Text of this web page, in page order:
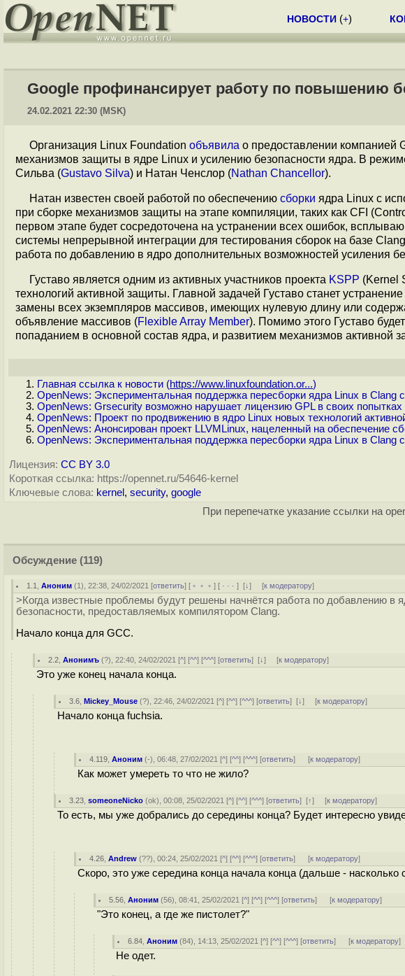
НОВОСТИ (+)
Google профинансирует работу по повышению
24.02.2021 22:30 (MSK)
Организация Linux Foundation объявила о предоставлении
механизмов защиты в ядре Linux и усилению безопасности ядра. В
Сильва (Gustavo Silva) и Натан Ченслор (Nathan Chancellor).
Натан известен своей работой по обеспечению сборки ядра Linux с
при сборке механизмов защиты на этапе компиляции, таких как CFI
первом этапе будет сосредоточена на устранении всех ошибок,
системы непрерывной интеграции для тестирования сборок на базе
работа по добавлению в ядро дополнительных возможностей усиления
Густаво является одним из активных участников проекта KSPP (Kernel
технологий активной защиты. Главной задачей Густаво станет
замены всех экземпляров массивов, имеющих нулевую длину или
объявление массивов (Flexible Array Member). Помимо этого Густаво
попаданием в основной состав ядра, и развитием механизмов активной
Главная ссылка к новости (https://www.linuxfoundation.or...)
OpenNews: Экспериментальная поддержка пересборки ядра Linux в Clang
OpenNews: Grsecurity возможно нарушает лицензию GPL в своих попытках
OpenNews: Проект по продвижению в ядро Linux новых технологий
OpenNews: Анонсирован проект LLVMLinux, нацеленный на обеспечение
OpenNews: Экспериментальная поддержка пересборки ядра Linux в Clang
Лицензия: CC BY 3.0
Короткая ссылка: https://opennet.ru/54646-kernel
Ключевые слова: kernel , security, google
При перепечатке указание ссылки на
Обсуждение (119)
1.1 ,Аноним (1), 22:38, 24/02/2021 [ответить] [ ﹢﹢﹢] [ · · ·][↓] [к модератору]
>Когда известные проблемы будут решены начнётся работа по добавлению в
безопасности, предоставляемых компилятором Clang.
Начало конца для GCC.
2.2 ,Анонимъ (?), 22:40, 24/02/2021 [^] [^^] [^^^] [ответить][↓] [к модератору]
Это уже конец начала конца.
3.6 ,Mickey_Mouse (?), 22:46, 24/02/2021 [^] [^^] [^^^] [ответить][↓] [к модератору]
Начало конца fuchsia.
4.119 ,Аноним (-), 06:48, 27/02/2021 [^] [^^] [^^^] [ответить] [к модератору]
Как может умереть то что не жило?
3.23 ,someoneNicko (ok), 00:08, 25/02/2021 [^] [^^] [^^^] [ответить][↑] [к модератору]
То есть, мы уже добрались до середины конца? Будет интересно
4.26 ,Andrew (??), 00:24, 25/02/2021 [^] [^^] [^^^] [ответить] [к модератору]
Скоро, это уже середина конца начала конца (дальше - насколько
5.56 ,Аноним (56), 08:41, 25/02/2021 [^] [^^] [^^^] [ответить] [к модератору]
"Это конец, а где же пистолет?"
6.84 ,Аноним (84), 14:13, 25/02/2021 [^] [^^] [^^^] [ответить] [к модератору]
Не одет.